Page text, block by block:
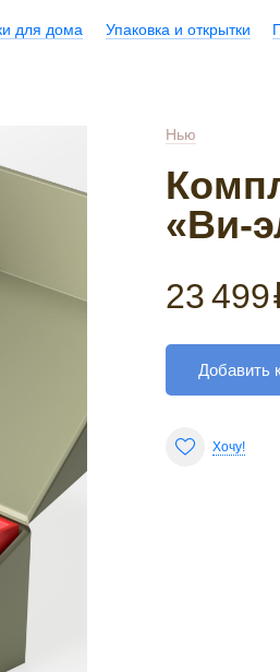
для дома Упаковка и открытки
Нью
«Ви-
23 499
Добавить
Хочу!